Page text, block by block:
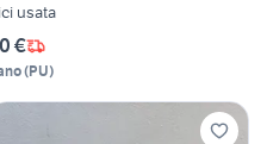
usata
€
(PU)